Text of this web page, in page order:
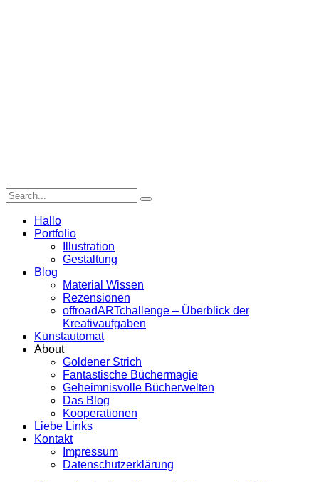
Hallo
Portfolio
Illustration
Gestaltung
Blog
Material Wissen
Rezensionen
offroadARTchallenge – Überblick der
Kreativaufgaben
Kunstautomat
About
Goldener Strich
Fantastische Büchermagie
Geheimnisvolle Bücherwelten
Das Blog
Kooperationen
Liebe Links
Kontakt
Impressum
Datenschutzerklärung